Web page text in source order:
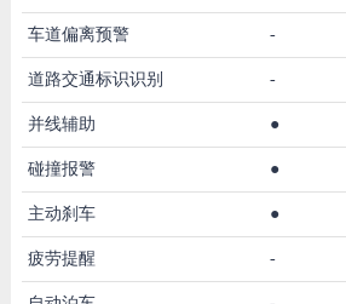
车道偏离预警 -
道路交通标识识别 -
并线辅助 ●
碰撞报警 ●
主动刹车 ●
疲劳提醒 -